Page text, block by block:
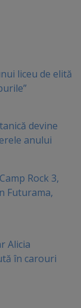
liceu de elită
devine
anului
Rock 3,
Futurama,
Alicia
în carouri